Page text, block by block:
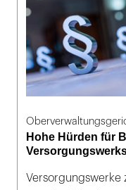
Hohe Hürden für
Versorgungswerke